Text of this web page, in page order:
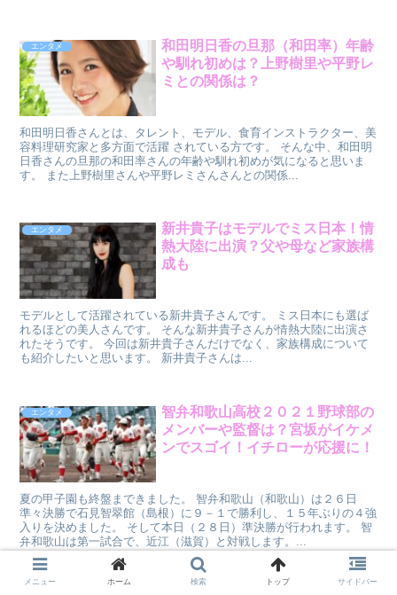
エンタメ
和田明日香の旦那（和田率）年齢
や馴れ初めは？上野樹里や平野レ
ミとの関係は？
和田明日香さんとは、タレント、モデル、食育インストラクター、美
容料理研究家と多方面で活躍 されている方です。 そんな中、和田明
日香さんの旦那の和田率さんの年齢や馴れ初めが気になると思いま
す。 また上野樹里さんや平野レミさんさんとの関係...
エンタメ
新井貴子はモデルでミス日本！情
熱大陸に出演？父や母など家族構
成も
モデルとして活躍されている新井貴子さんです。 ミス日本にも選ば
れるほどの美人さんです。 そんな新井貴子さんが情熱大陸に出演さ
れたそうです。 今回は新井貴子さんだけでなく、家族構成について
も紹介したいと思います。 新井貴子さんは...
エンタメ
智弁和歌山高校２０２１野球部の
メンバーや監督は？宮坂がイケメ
ンでスゴイ！イチローが応援に！
夏の甲子園も終盤まできました。 智弁和歌山（和歌山）は２６日
準々決勝で石見智翠館（島根）に９－１で勝利し、１５年ぶりの４強
入りを決めました。 そして本日（２８日）準決勝が行われます。 智
弁和歌山は第一試合で、近江（滋賀）と対戦します。...
メニュー ホーム 検索 トップ サイドバー